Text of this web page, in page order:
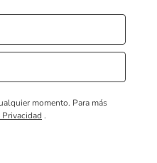
momento. Para más
.